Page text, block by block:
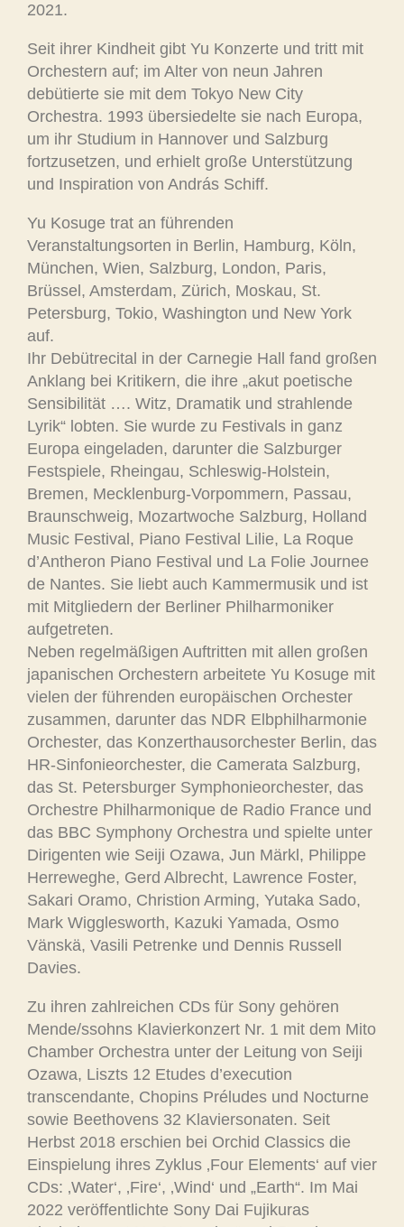
2021.
Seit ihrer Kindheit gibt Yu Konzerte und tritt mit
Orchestern auf; im Alter von neun Jahren
debütierte sie mit dem Tokyo New City
Orchestra. 1993 übersiedelte sie nach Europa,
um ihr Studium in Hannover und Salzburg
fortzusetzen, und erhielt große Unterstützung
und Inspiration von András Schiff.
Yu Kosuge trat an führenden
Veranstaltungsorten in Berlin, Hamburg, Köln,
München, Wien, Salzburg, London, Paris,
Brüssel, Amsterdam, Zürich, Moskau, St.
Petersburg, Tokio, Washington und New York
auf.
Ihr Debütrecital in der Carnegie Hall fand großen
Anklang bei Kritikern, die ihre „akut poetische
Sensibilität …. Witz, Dramatik und strahlende
Lyrik“ lobten. Sie wurde zu Festivals in ganz
Europa eingeladen, darunter die Salzburger
Festspiele, Rheingau, Schleswig-Holstein,
Bremen, Mecklenburg-Vorpommern, Passau,
Braunschweig, Mozartwoche Salzburg, Holland
Music Festival, Piano Festival Lilie, La Roque
d’Antheron Piano Festival und La Folie Journee
de Nantes. Sie liebt auch Kammermusik und ist
mit Mitgliedern der Berliner Philharmoniker
aufgetreten.
Neben regelmäßigen Auftritten mit allen großen
japanischen Orchestern arbeitete Yu Kosuge mit
vielen der führenden europäischen Orchester
zusammen, darunter das NDR Elbphilharmonie
Orchester, das Konzerthausorchester Berlin, das
HR-Sinfonieorchester, die Camerata Salzburg,
das St. Petersburger Symphonieorchester, das
Orchestre Philharmonique de Radio France und
das BBC Symphony Orchestra und spielte unter
Dirigenten wie Seiji Ozawa, Jun Märkl, Philippe
Herreweghe, Gerd Albrecht, Lawrence Foster,
Sakari Oramo, Christion Arming, Yutaka Sado,
Mark Wigglesworth, Kazuki Yamada, Osmo
Vänskä, Vasili Petrenke und Dennis Russell
Davies.
Zu ihren zahlreichen CDs für Sony gehören
Mende/ssohns Klavierkonzert Nr. 1 mit dem Mito
Chamber Orchestra unter der Leitung von Seiji
Ozawa, Liszts 12 Etudes d’execution
transcendante, Chopins Préludes und Nocturne
sowie Beethovens 32 Klaviersonaten. Seit
Herbst 2018 erschien bei Orchid Classics die
Einspielung ihres Zyklus ‚Four Elements‘ auf vier
CDs: ‚Water‘, ‚Fire‘, ‚Wind‘ und „Earth“. Im Mai
2022 veröffentlichte Sony Dai Fujikuras